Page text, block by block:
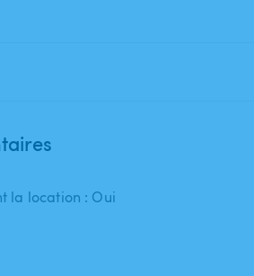
la location : Oui